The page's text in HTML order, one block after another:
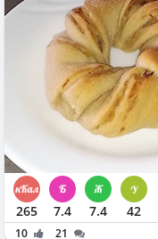
265 7.4 7.4 42
10 21